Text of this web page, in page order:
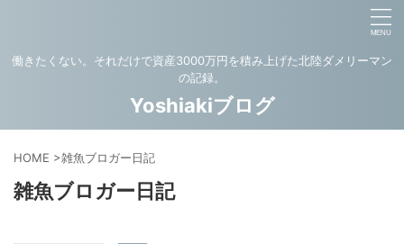
働きたくない。それだけで資産3000万円を積み上げた北陸ダメリーマン
の記録。
Yoshiakiブログ
HOME >雑魚ブロガー日記
雑魚ブロガー日記